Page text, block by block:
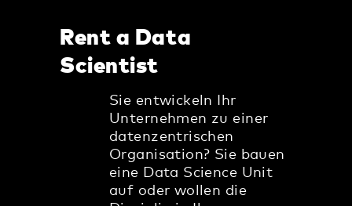
Rent a Data
Scientist
Sie entwickeln Ihr
Unternehmen zu einer
datenzentrischen
Organisation? Sie bauen
eine Data Science Unit
auf oder wollen die